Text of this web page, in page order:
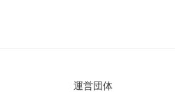
運営団体